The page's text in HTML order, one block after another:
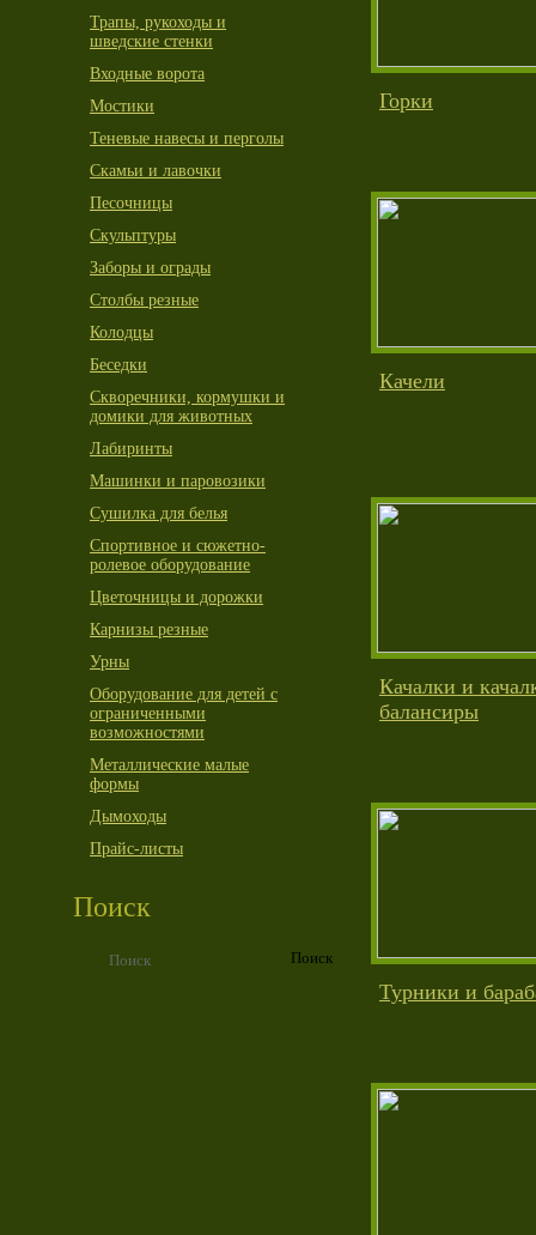
Трапы, рукоходы и
шведские стенки
Входные ворота
Мостики
Теневые навесы и перголы
Скамьи и лавочки
Песочницы
Скульптуры
Заборы и ограды
Столбы резные
Колодцы
Беседки
Скворечники, кормушки и
домики для животных
Лабиринты
Машинки и паровозики
Сушилка для белья
Спортивное и сюжетно-
ролевое оборудование
Цветочницы и дорожки
Карнизы резные
Урны
Оборудование для детей с
ограниченными
возможностями
Металлические малые
формы
Дымоходы
Прайс-листы
Поиск
Горки
Качели
Качалки и
балансиры
Турники и